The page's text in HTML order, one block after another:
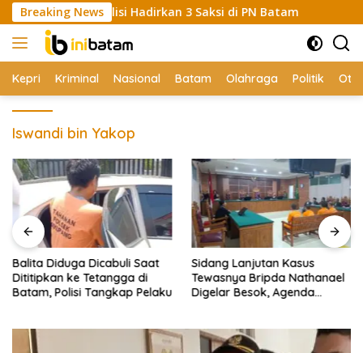
Skip
to
content
Breaking News
Polisi Hadirkan 3 Saksi di PN Batam Balita
Kepri Kriminal Nasional Batam Olahraga Politik
Iswandi bin Yakop
Balita Diduga Dicabuli Saat
Dititipkan ke Tetangga di
Batam, Polisi Tangkap Pelaku
Sidang Lanjutan Kasus
Tewasnya Bripda Nathanael
Digelar Besok, Agenda